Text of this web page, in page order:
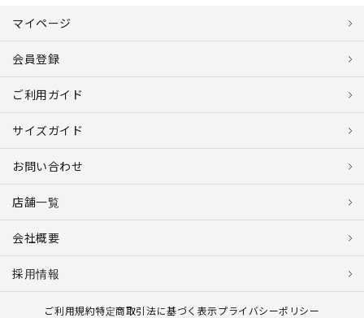
マイページ
会員登録
ご利用ガイド
サイズガイド
お問い合わせ
店舗一覧
会社概要
採用情報
ご利用規約特定商取引法に基づく表示プライバシーポリシー